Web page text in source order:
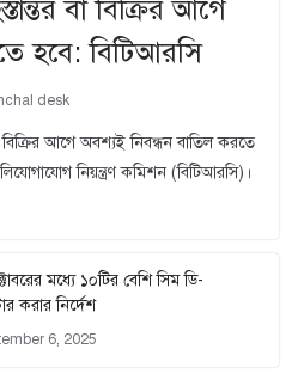
বা বিক্রির আগে
হবে: বিটিআরসি
desk
আগে অবশ্যই নিবন্ধন বাতিল করতে
নিয়ন্ত্রণ কমিশন (বিটিআরসি)।
মধ্যে ১০টির বেশি সিম ডি-
করার নির্দেশ
6, 2025